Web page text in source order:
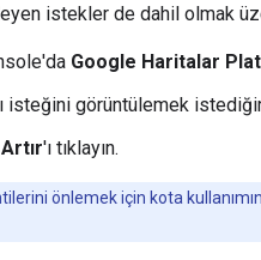
istekler de dahil olmak
Google Haritalar
isteğini görüntülemek
'ı tıklayın.
önlemek için kota